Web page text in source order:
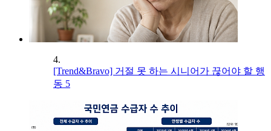
4.
[Trend&Bravo] 거절 못 하는 시니어가 끊어야 할 행
동 5